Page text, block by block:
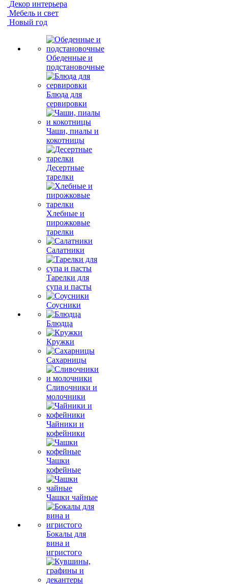
Декор интерьера
Мебель и свет
Новый год
Обеденные и
подстановочные
Блюда для
сервировки
Чаши, пиалы и
кокотницы
Десертные
тарелки
Хлебные и
пирожковые
тарелки
Салатники
Тарелки для
супа и пасты
Соусники
Блюдца
Кружки
Сахарницы
Сливочники и
молочники
Чайники и
кофейники
Чашки
кофейные
Чашки чайные
Бокалы для
вина и
игристого